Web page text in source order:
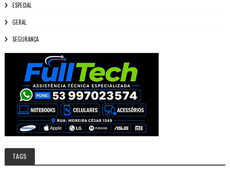
ESPECIAL
GERAL
SEGURANÇA
TAGS